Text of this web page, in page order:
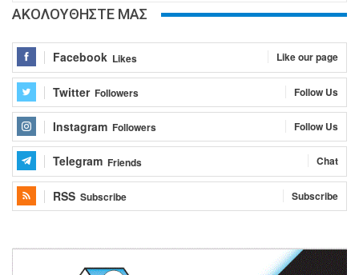
ΑΚΟΛΟΥΘΗΣΤΕ ΜΑΣ
Facebook Likes Like our page
Twitter Followers Follow Us
Instagram Followers Follow Us
Telegram Friends Chat
RSS Subscribe Subscribe